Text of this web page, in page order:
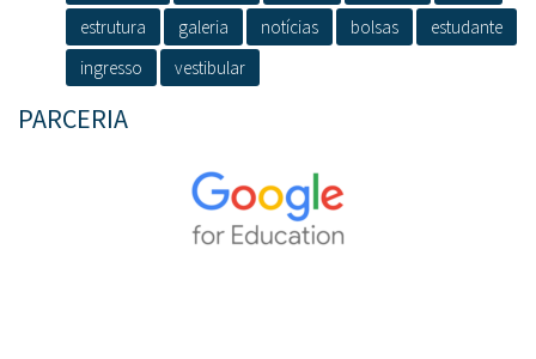
estrutura
galeria notícias bolsas
estudante
ingresso
vestibular
PARCERIA